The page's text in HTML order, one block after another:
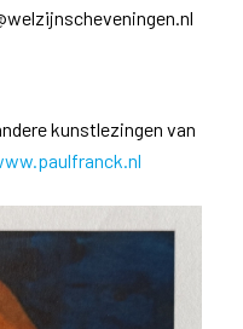
kunstlezingen van